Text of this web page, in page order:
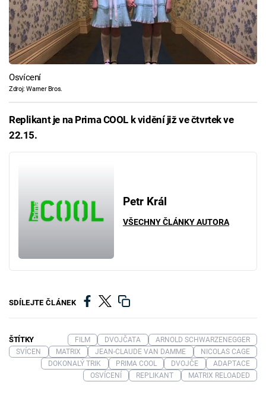
Osvícení
Zdroj: Warner Bros.
Replikant je na Prima COOL k vidění již ve čtvrtek ve
22.15.
Petr Král
VŠECHNY ČLÁNKY AUTORA
SDÍLEJTE ČLÁNEK
ŠTÍTKY FILM DVOJČATA
ARNOLD SCHWARZENEGGER
SVÍCEN
MATRIX JEAN-CLAUDE VAN DAMME
NICOLAS CAGE
DOKONALÝ TRIK
PRIMA COOL DVOJČE
ADAPTACE
OSVÍCENÍ
REPLIKANT MATRIX RELOADED